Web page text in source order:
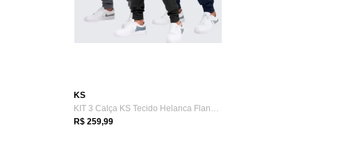
KS
KIT 3 Calça KS Tecido Helanca Flanelada ...
R$ 259,99